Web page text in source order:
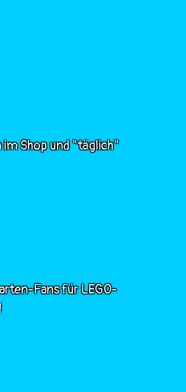
Shop und "täglich"
Fans für LEGO-